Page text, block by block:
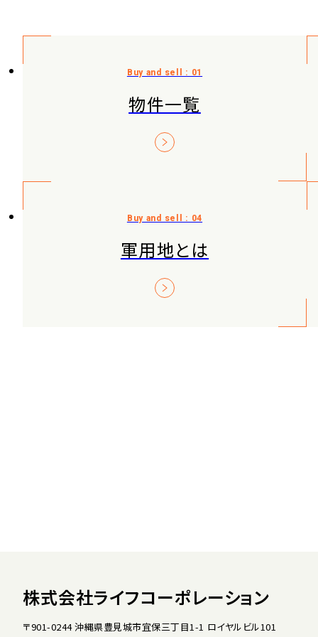
物件一覧
軍用地とは
株式会社ライフコーポレーション
〒901-0244 沖縄県豊見城市宜保三丁目1-1 ロイヤルビル101